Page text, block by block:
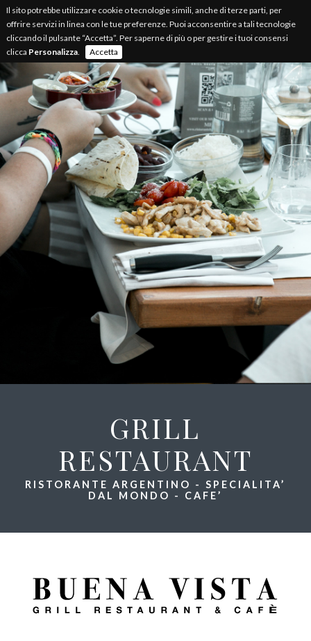
GRILL
RESTAURANT
RISTORANTE ARGENTINO - SPECIALITA’
DAL MONDO - CAFE’
Il sito potrebbe utilizzare cookie o tecnologie simili, anche di terze parti, per
offrire servizi in linea con le tue preferenze. Puoi acconsentire a tali tecnologie
cliccando il pulsante “Accetta”. Per saperne di più o per gestire i tuoi consensi
clicca Personalizza. Accetta